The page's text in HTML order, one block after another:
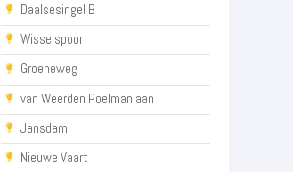
Daalsesingel B
Wisselspoor
Groeneweg
van Weerden Poelmanlaan
Jansdam
Nieuwe Vaart